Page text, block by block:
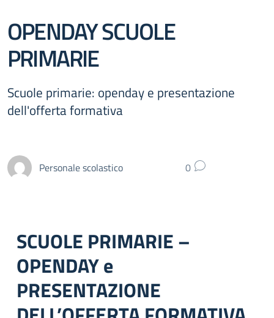
OPENDAY SCUOLE
PRIMARIE
Scuole primarie: openday e presentazione
dell'offerta formativa
Personale scolastico 0
SCUOLE PRIMARIE –
OPENDAY e
PRESENTAZIONE